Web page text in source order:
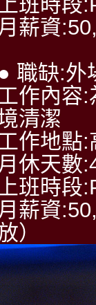
月薪資
職缺:外
作內容:
清潔
作地點:
月休天數
上班時
月薪資
）